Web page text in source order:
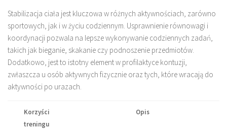
Stabilizacja ciała jest kluczowa w różnych aktywnościach, zarówno
sportowych, jak i w życiu codziennym. Usprawnienie równowagi i
koordynacji pozwala na lepsze wykonywanie codziennych zadań,
takich jak bieganie, skakanie czy podnoszenie przedmiotów.
Dodatkowo, jest to istotny element w profilaktyce kontuzji,
zwłaszcza u osób aktywnych fizycznie oraz tych, które wracają do
aktywności po urazach.
Korzyści
treningu
Opis